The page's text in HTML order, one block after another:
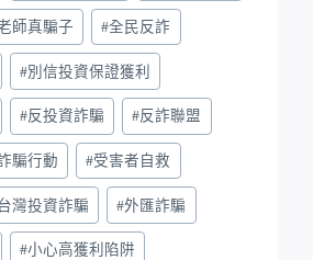
師真騙子 #全民反詐
#別信投資保證獲利
#反投資詐騙 #反詐聯盟
騙行動 #受害者自救
灣投資詐騙 #外匯詐騙
#小心高獲利陷阱